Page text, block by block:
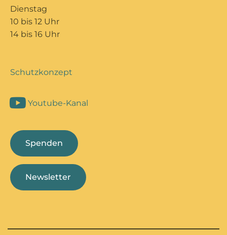
Dienstag
10 bis 12 Uhr
14 bis 16 Uhr
Schutzkonzept
Youtube-Kanal
Spenden
Newsletter